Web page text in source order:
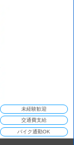
未経験歓迎
交通費支給
バイク通勤OK